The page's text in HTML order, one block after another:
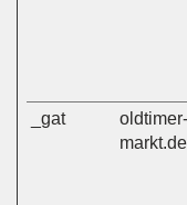
_gat
oldtimer-
markt.de